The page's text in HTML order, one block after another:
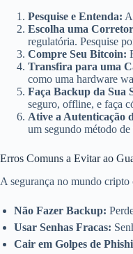
Pesquise e Entenda:
Escolha uma
regulatória. Pesquise
Compre Seu Bitcoin:
Transfira para uma
como uma hardware
Faça Backup da Sua
seguro, offline, e faça
Ative a Autenticação
um segundo método
Erros Comuns a Evitar ao
A segurança no mundo cripto
Não Fazer Backup:
Usar Senhas Fracas:
Cair em Golpes de